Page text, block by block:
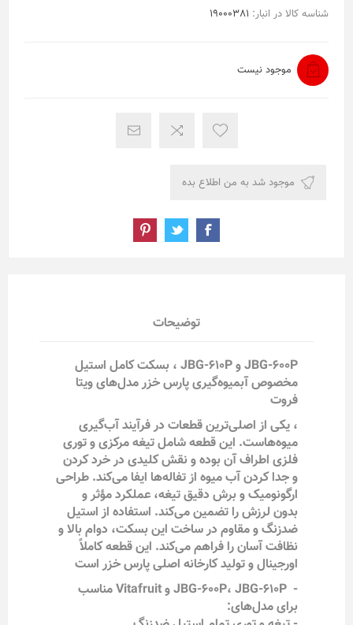
شناسه کالا در انبار: 19000381
موجود نیست
توضیحات
JBG-600P و JBG-610P ، بسکت کامل استیل
مخصوص آبمیوه‌گیری پارس خزر مدل‌های ویتا
فروت
، یکی از اصلی‌ترین قطعات در فرآیند آب‌گیری
میوه‌هاست. این قطعه شامل تیغه مرکزی و توری
فلزی اطراف آن بوده و نقش کلیدی در خرد کردن
و جدا کردن آب میوه از تفاله‌ها ایفا می‌کند. طراحی
ارگونومیک و برش دقیق تیغه، عملکرد مؤثر و
بدون لرزش را تضمین می‌کند. استفاده از استیل
ضدزنگ و مقاوم در ساخت این بسکت، دوام بالا و
نظافت آسان را فراهم می‌کند. این قطعه کاملاً
اورجینال و تولید کارخانه اصلی پارس خزر است
- JBG-600P، JBG-610P و Vitafruit مناسب
برای مدل‌های: